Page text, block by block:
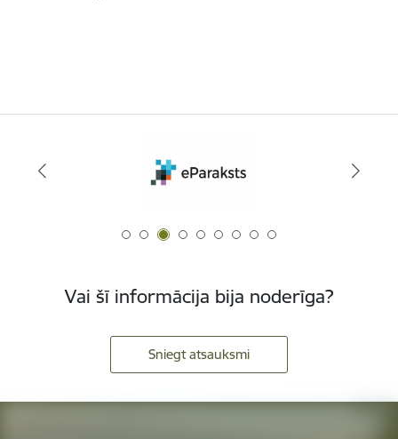
Vai šī informācija bija noderīga?
Sniegt atsauksmi